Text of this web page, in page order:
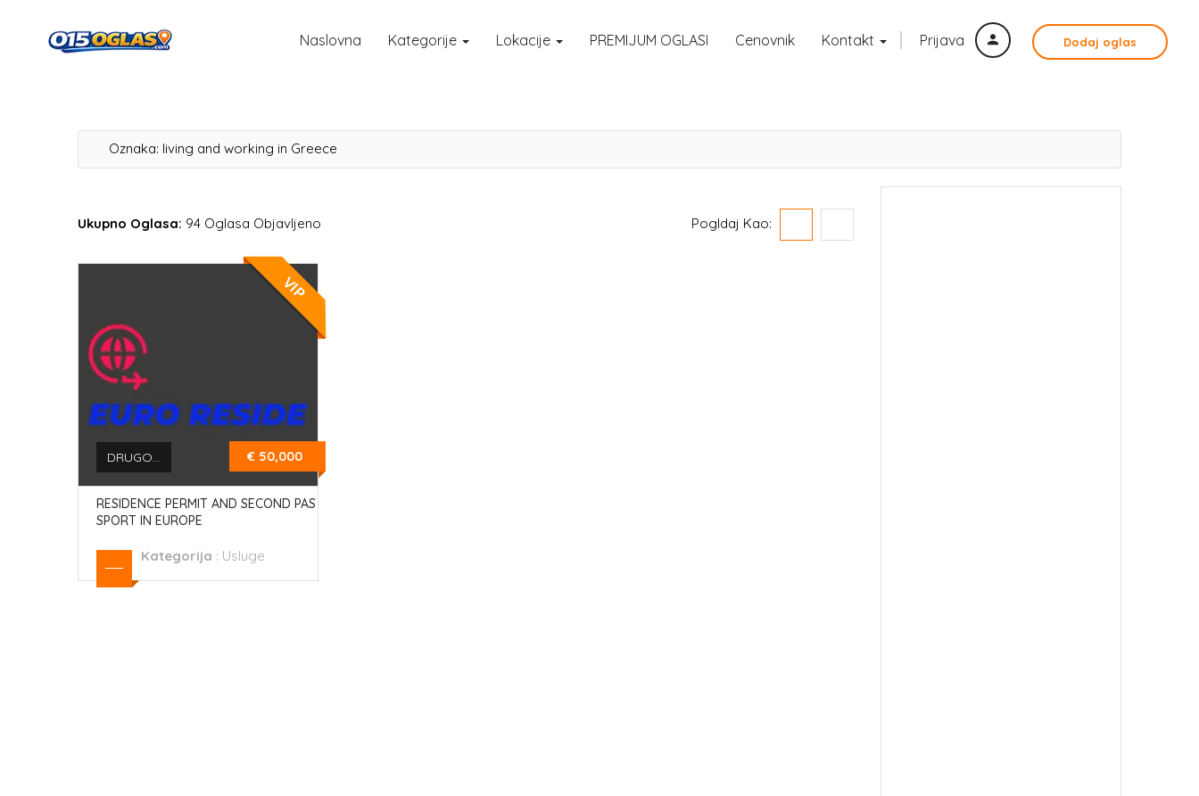
Prijava Dodaj oglas
Naslovna Kategorije Lokacije PREMIJUM OGLASI Cenovnik Kontakt
Oznaka: living and working in Greece
Ukupno Oglasa: 94 Oglasa Objavljeno Pogldaj Kao:
VIP
DRUGO... € 50,000
RESIDENCE PERMIT AND SECOND PAS
SPORT IN EUROPE
Kategorija : Usluge